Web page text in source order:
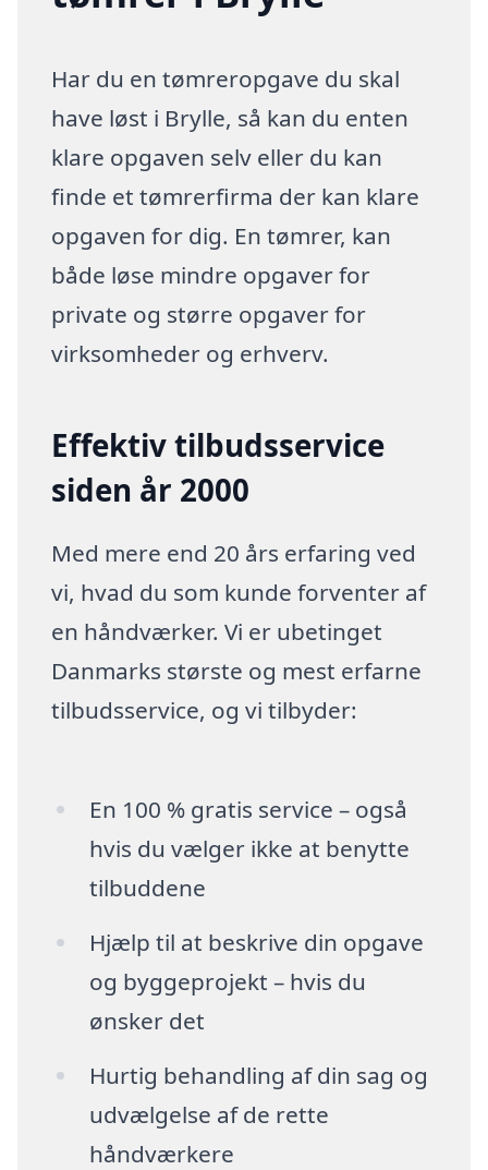
Har du en tømreropgave du skal
have løst i Brylle, så kan du enten
klare opgaven selv eller du kan
finde et tømrerfirma der kan klare
opgaven for dig. En tømrer, kan
både løse mindre opgaver for
private og større opgaver for
virksomheder og erhverv.
Effektiv tilbudsservice
siden år 2000
Med mere end 20 års erfaring ved
vi, hvad du som kunde forventer af
en håndværker. Vi er ubetinget
Danmarks største og mest erfarne
tilbudsservice, og vi tilbyder:
En 100 % gratis service – også
hvis du vælger ikke at benytte
tilbuddene
Hjælp til at beskrive din opgave
og byggeprojekt – hvis du
ønsker det
Hurtig behandling af din sag og
udvælgelse af de rette
håndværkere